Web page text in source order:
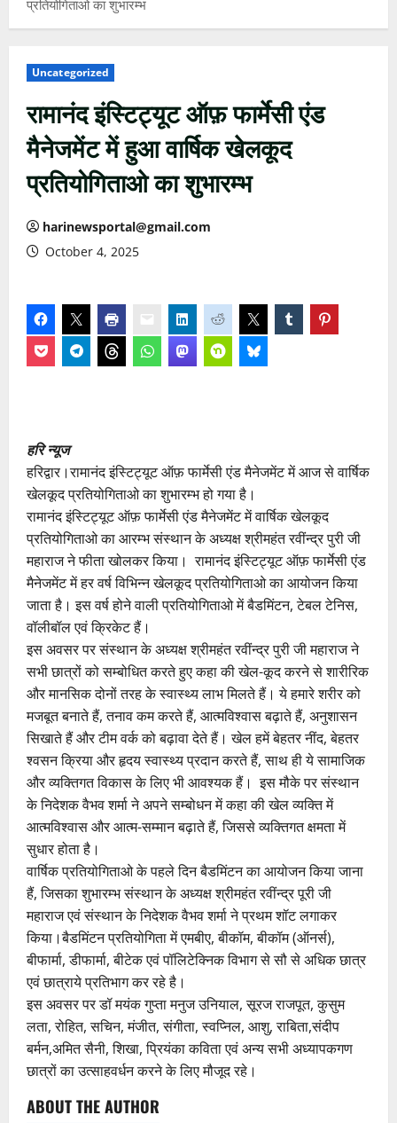
प्रतियोगिताओ का शुभारम्भ
Uncategorized
रामानंद इंस्टिट्यूट ऑफ़ फार्मेसी एंड
मैनेजमेंट में हुआ वार्षिक खेलकूद
प्रतियोगिताओ का शुभारम्भ
harinewsportal@gmail.com
October 4, 2025
हरि न्यूज
हरिद्वार।रामानंद इंस्टिट्यूट ऑफ़ फार्मेसी एंड मैनेजमेंट में आज से वार्षिक
खेलकूद प्रतियोगिताओ का शुभारम्भ हो गया है।
रामानंद इंस्टिट्यूट ऑफ़ फार्मेसी एंड मैनेजमेंट में वार्षिक खेलकूद
प्रतियोगिताओ का आरम्भ संस्थान के अध्यक्ष श्रीमहंत रवींन्द्र पुरी जी
महाराज ने फीता खोलकर किया। रामानंद इंस्टिट्यूट ऑफ़ फार्मेसी एंड
मैनेजमेंट में हर वर्ष विभिन्न खेलकूद प्रतियोगिताओ का आयोजन किया
जाता है। इस वर्ष होने वाली प्रतियोगिताओ में बैडमिंटन, टेबल टेनिस,
वॉलीबॉल एवं क्रिकेट हैं।
इस अवसर पर संस्थान के अध्यक्ष श्रीमहंत रवींन्द्र पुरी जी महाराज ने
सभी छात्रों को सम्बोधित करते हुए कहा की खेल-कूद करने से शारीरिक
और मानसिक दोनों तरह के स्वास्थ्य लाभ मिलते हैं। ये हमारे शरीर को
मजबूत बनाते हैं, तनाव कम करते हैं, आत्मविश्वास बढ़ाते हैं, अनुशासन
सिखाते हैं और टीम वर्क को बढ़ावा देते हैं। खेल हमें बेहतर नींद, बेहतर
श्वसन क्रिया और हृदय स्वास्थ्य प्रदान करते हैं, साथ ही ये सामाजिक
और व्यक्तिगत विकास के लिए भी आवश्यक हैं। इस मौके पर संस्थान
के निदेशक वैभव शर्मा ने अपने सम्बोधन में कहा की खेल व्यक्ति में
आत्मविश्वास और आत्म-सम्मान बढ़ाते हैं, जिससे व्यक्तिगत क्षमता में
सुधार होता है।
वार्षिक प्रतियोगिताओ के पहले दिन बैडमिंटन का आयोजन किया जाना
हैं, जिसका शुभारम्भ संस्थान के अध्यक्ष श्रीमहंत रवींन्द्र पूरी जी
महाराज एवं संस्थान के निदेशक वैभव शर्मा ने प्रथम शॉट लगाकर
किया।बैडमिंटन प्रतियोगिता में एमबीए, बीकॉम, बीकॉम (ऑनर्स),
बीफार्मा, डीफार्मा, बीटेक एवं पॉलिटेक्निक विभाग से सौ से अधिक छात्र
एवं छात्राये प्रतिभाग कर रहे है।
इस अवसर पर डॉ मयंक गुप्ता मनुज उनियाल, सूरज राजपूत, कुसुम
लता, रोहित, सचिन, मंजीत, संगीता, स्वप्निल, आशु, राबिता,संदीप
बर्मन,अमित सैनी, शिखा, प्रियंका कविता एवं अन्य सभी अध्यापकगण
छात्रों का उत्साहवर्धन करने के लिए मौजूद रहे।
ABOUT THE AUTHOR